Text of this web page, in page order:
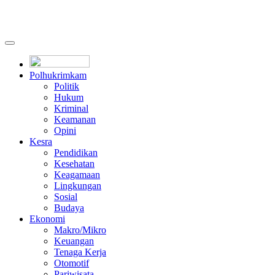
Polhukrimkam
Politik
Hukum
Kriminal
Keamanan
Opini
Kesra
Pendidikan
Kesehatan
Keagamaan
Lingkungan
Sosial
Budaya
Ekonomi
Makro/Mikro
Keuangan
Tenaga Kerja
Otomotif